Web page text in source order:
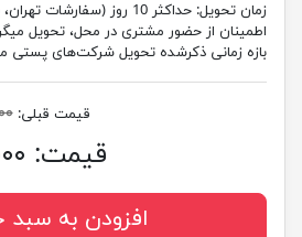
زمان تحویل:
حداکثر 10 روز
اطمینان از حضور مشتری در محل، تحویل
بازه زمانی ذکرشده تحویل شرکت‌های پستی
قیمت قبلی:
قیمت:
افزودن به سبد